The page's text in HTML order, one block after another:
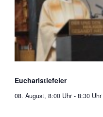
Eucharistiefeier
08. August, 8:00 Uhr - 8:30 Uhr